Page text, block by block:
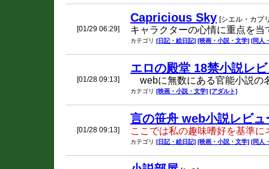
[01/29 06:29]
Capricious Sky [シエル・カプ
キャラクターの心情に重点を
カテゴリ [日記・絵日記] [映画・小説・文学] [同人
[01/28 09:13]
エロの殿堂 18禁小説レ
webに無数にある官能小説
カテゴリ [映画・小説・文学] [アダルト]
[01/28 09:13]
言の笹舟 web小説レビュ
ここでは私の趣味嗜好を基準
カテゴリ [日記・絵日記] [映画・小説・文学] [同人